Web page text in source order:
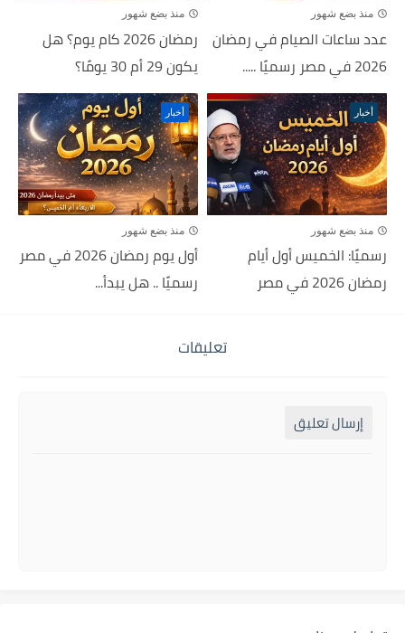
منذ بضع شهور
عدد ساعات الصيام في رمضان
2026 في مصر رسميًا .....
منذ بضع شهور
رمضان 2026 كام يوم؟ هل
يكون 29 أم 30 يومًا؟
أخبار
منذ بضع شهور
رسميًا: الخميس أول أيام
رمضان 2026 في مصر
أخبار
منذ بضع شهور
أول يوم رمضان 2026 في مصر
رسميًا .. هل يبدأ...
تعليقات
إرسال تعليق